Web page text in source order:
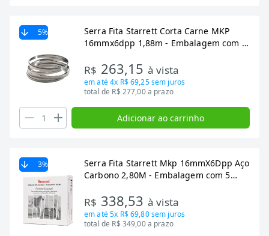
5%
Serra Fita Starrett Corta Carne MKP
16mmx6dpp 1,88m - Embalagem com 5
R$ 263,15 à vista
em até4x R$ 69,25sem juros
total de R$ 277,00 a prazo
Adicionar ao carrinho
3%
Serra Fita Starrett Mkp 16mmX6Dpp Aço
Carbono 2,80M - Embalagem com 5
R$ 338,53 à vista
em até5x R$ 69,80sem juros
total de R$ 349,00 a prazo